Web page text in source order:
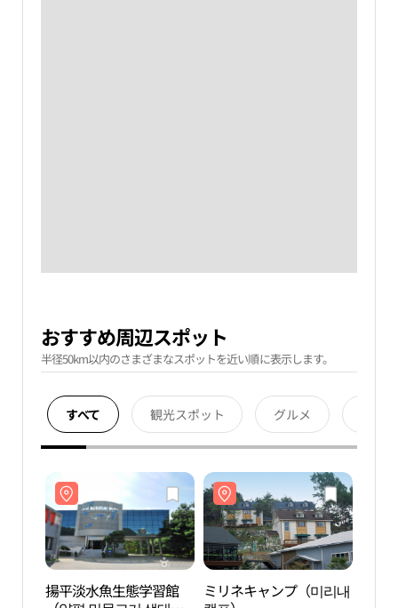
おすすめ周辺スポット
半径50km以内のさまざまなスポットを近い順に表示します。
すべて 観光スポット グルメ
揚平淡水魚生態学習館
ミリネキャンプ（미리내